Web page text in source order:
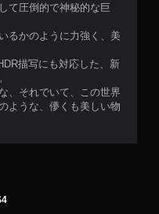
て圧倒的で神秘的な巨
るかのように力強く、美
描写にも対応した、新
、それでいて、この世界
ような、儚くも美しい物